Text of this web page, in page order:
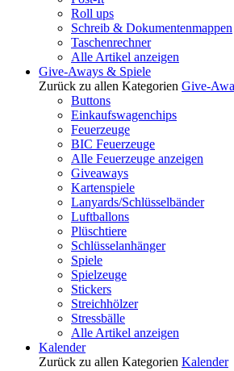
Roll ups
Schreib & Dokumentenmappen
Taschenrechner
Alle Artikel anzeigen
Give-Aways & Spiele
Zurück zu allen Kategorien Give-
Buttons
Einkaufswagenchips
Feuerzeuge
BIC Feuerzeuge
Alle Feuerzeuge anzeigen
Giveaways
Kartenspiele
Lanyards/Schlüsselbänder
Luftballons
Plüschtiere
Schlüsselanhänger
Spiele
Spielzeuge
Stickers
Streichhölzer
Stressbälle
Alle Artikel anzeigen
Kalender
Zurück zu allen Kategorien Kalender